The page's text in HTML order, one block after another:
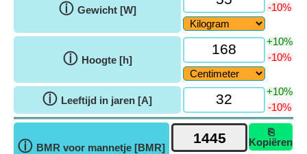
ⓘ Gewicht [W]
-10%
ⓘ Hoogte [h]
+10%
-10%
ⓘ Leeftijd in jaren [A]
+10%
-10%
ⓘ BMR voor mannetje [BMR]
⎘
Kopiëren